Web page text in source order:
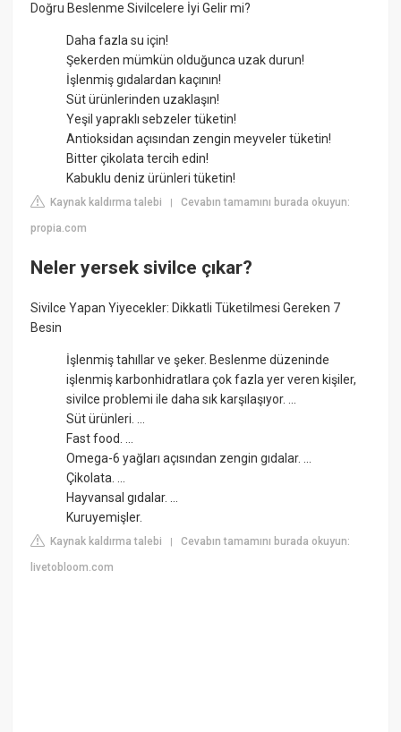
Doğru Beslenme Sivilcelere İyi Gelir mi?
Daha fazla su için!
Şekerden mümkün olduğunca uzak durun!
İşlenmiş gıdalardan kaçının!
Süt ürünlerinden uzaklaşın!
Yeşil yapraklı sebzeler tüketin!
Antioksidan açısından zengin meyveler tüketin!
Bitter çikolata tercih edin!
Kabuklu deniz ürünleri tüketin!
Kaynak kaldırma talebi |Cevabın tamamını burada okuyun:
propia.com
Neler yersek sivilce çıkar?
Sivilce Yapan Yiyecekler: Dikkatli Tüketilmesi Gereken 7
Besin
İşlenmiş tahıllar ve şeker. Beslenme düzeninde
işlenmiş karbonhidratlara çok fazla yer veren kişiler,
sivilce problemi ile daha sık karşılaşıyor. ...
Süt ürünleri. ...
Fast food. ...
Omega-6 yağları açısından zengin gıdalar. ...
Çikolata. ...
Hayvansal gıdalar. ...
Kuruyemişler.
Kaynak kaldırma talebi |Cevabın tamamını burada okuyun:
livetobloom.com